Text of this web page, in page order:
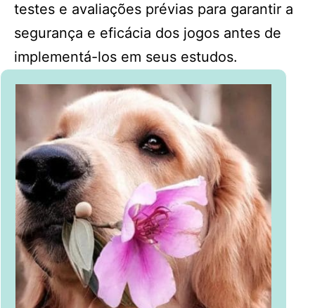
testes e avaliações prévias para garantir a
segurança e eficácia dos jogos antes de
implementá-los em seus estudos.